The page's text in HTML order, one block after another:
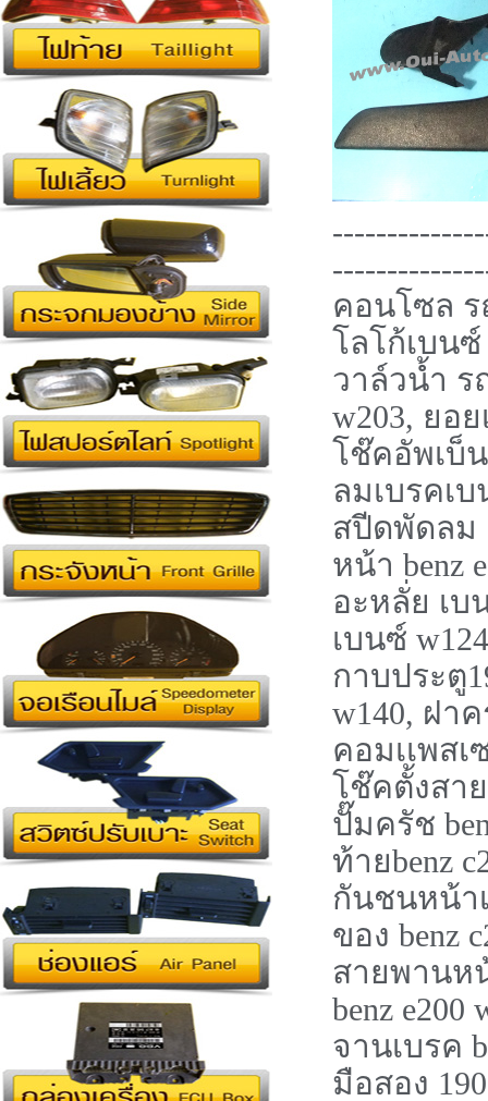
คอนโซล ร
โลโก้เบน
วาล์วน้ำ ร
w203, ยอ
โช๊คอัพเบ็
ลมเบรคเ
สปีดพัดลม
หน้า benz
อะหลั่ย เบ
เบนซ์
กาบประตู
w140, ฝา
คอมเเพสเ
โช๊คตั้งสา
ปั๊มครัช
ท้ายbenz
กันชนหน้า
ของ benz
สายพานห
benz
จานเบรค
มือสอง